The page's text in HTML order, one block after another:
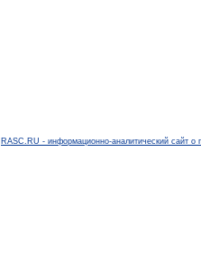
RASC.RU - информационно-аналитический сайт о